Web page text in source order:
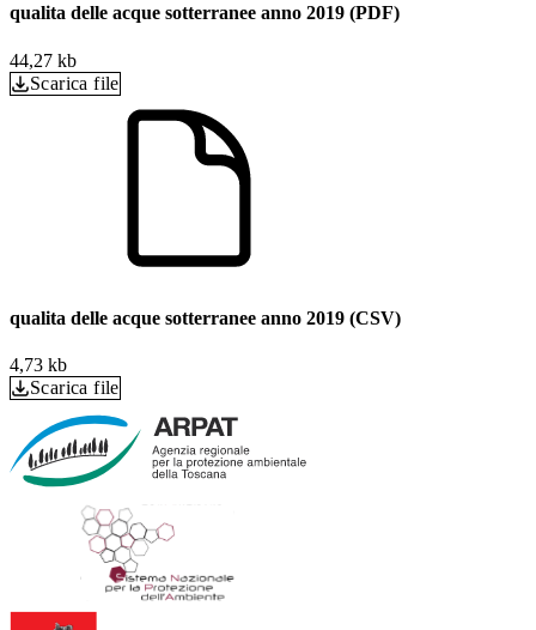
qualita delle acque sotterranee anno 2019 (PDF)
44,27 kb
Scarica file
qualita delle acque sotterranee anno 2019 (CSV)
4,73 kb
Scarica file